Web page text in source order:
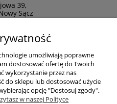
39,
Sącz
nasz Facebook
umożliwiają poprawne
dostosować ofertę do Twoich
wykorzystanie przez nas
do sklepu lub dostosować użycie
opcję "Dostosuj zgody".
w naszej Polityce